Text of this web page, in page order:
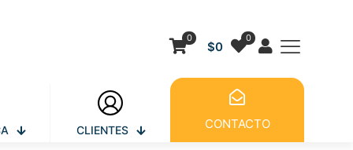
0
$0
0
CLIENTES CONTACTO